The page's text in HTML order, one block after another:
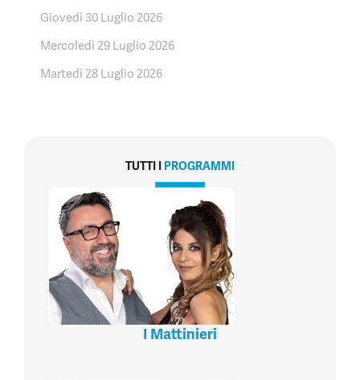
Giovedì 30 Luglio 2026
Mercoledì 29 Luglio 2026
Martedì 28 Luglio 2026
TUTTI I PROGRAMMI
I Mattinieri